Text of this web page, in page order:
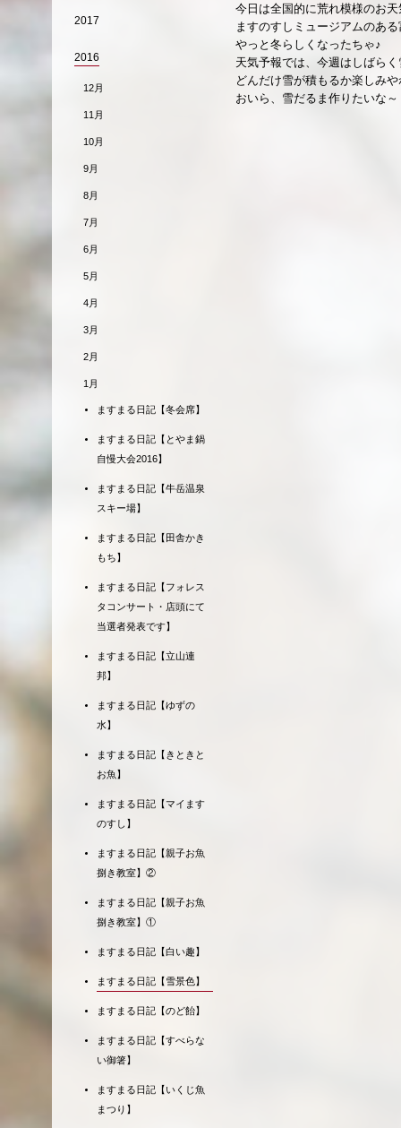
今日は全国的に荒れ模様のお
ますのすしミュージアムのあ
やっと冬らしくなったちゃ♪
天気予報では、今週はしばら
どんだけ雪が積もるか楽しみや
おいら、雪だるま作りたいな～
2017
2016
12月
11月
10月
9月
8月
7月
6月
5月
4月
3月
2月
1月
ますまる日記【冬会席】
ますまる日記【とやま鍋
自慢大会2016】
ますまる日記【牛岳温泉
スキー場】
ますまる日記【田舎かき
もち】
ますまる日記【フォレス
タコンサート・店頭にて
当選者発表です】
ますまる日記【立山連
邦】
ますまる日記【ゆずの
水】
ますまる日記【きときと
お魚】
ますまる日記【マイます
のすし】
ますまる日記【親子お魚
捌き教室】②
ますまる日記【親子お魚
捌き教室】①
ますまる日記【白い趣】
ますまる日記【雪景色】
ますまる日記【のど飴】
ますまる日記【すべらな
い御箸】
ますまる日記【いくじ魚
まつり】